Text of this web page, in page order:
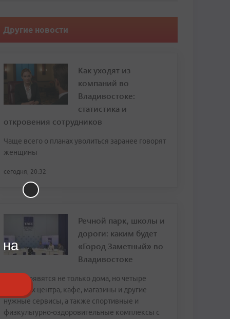
Другие новости
Как уходят из
компаний во
Владивостоке:
статистика и
откровения сотрудников
Чаще всего о планах уволиться заранее говорят
женщины
сегодня, 20:32
Речной парк, школы и
дороги: каким будет
«Город Заметный» во
Владивостоке
Здесь появятся не только дома, но четыре
торговых центра, кафе, магазины и другие
нужные сервисы, а также спортивные и
физкультурно-оздоровительные комплексы с